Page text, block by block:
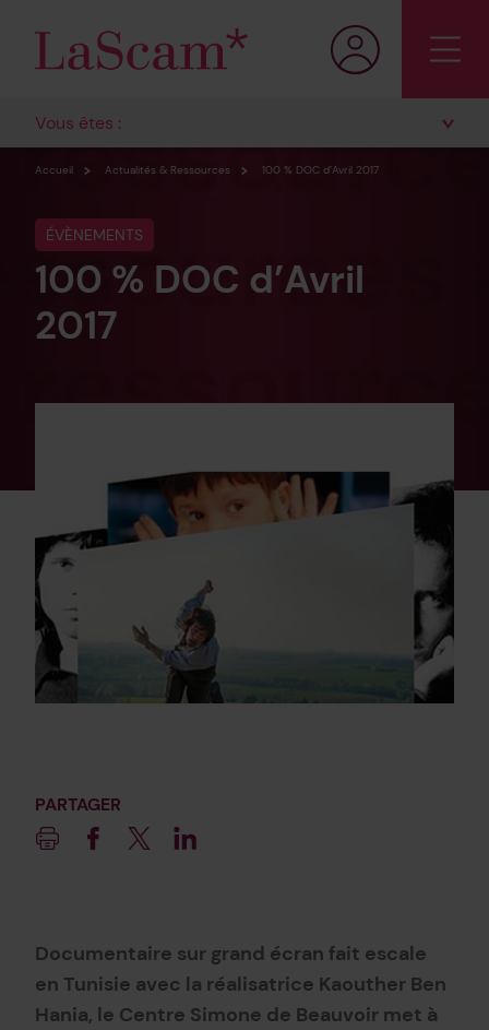
Vous êtes :
Accueil Actualités & Ressources 100 % DOC d’Avril 2017
ÉVÈNEMENTS
100 % DOC d’Avril
2017
PARTAGER
Documentaire sur grand écran fait escale
en Tunisie avec la réalisatrice Kaouther Ben
Hania, le Centre Simone de Beauvoir met à